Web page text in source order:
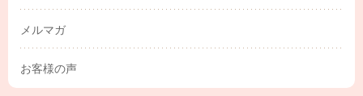
メルマガ
お客様の声